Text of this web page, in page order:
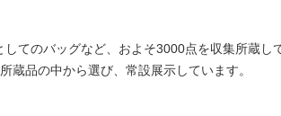
てのバッグなど、およそ3000点を収集所蔵し
蔵品の中から選び、常設展示しています。